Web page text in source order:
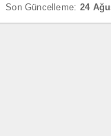
Son Güncelleme: 24